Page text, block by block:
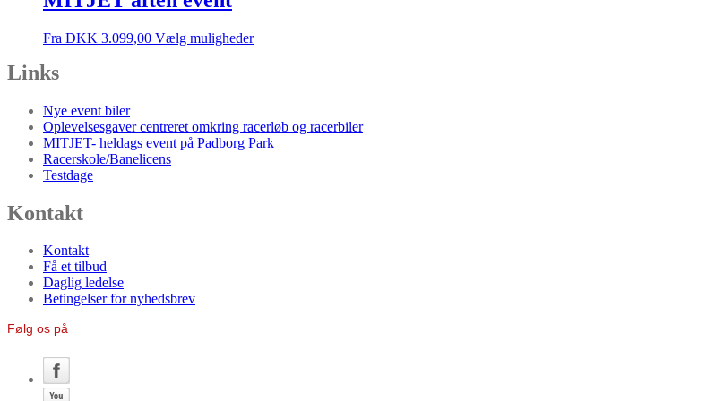
Fra DKK 3.099,00 Vælg muligheder
Links
Nye event biler
Oplevelsesgaver centreret omkring racerløb og racerbiler
MITJET- heldags event på Padborg Park
Racerskole/Banelicens
Testdage
Kontakt
Kontakt
Få et tilbud
Daglig ledelse
Betingelser for nyhedsbrev
Følg os på